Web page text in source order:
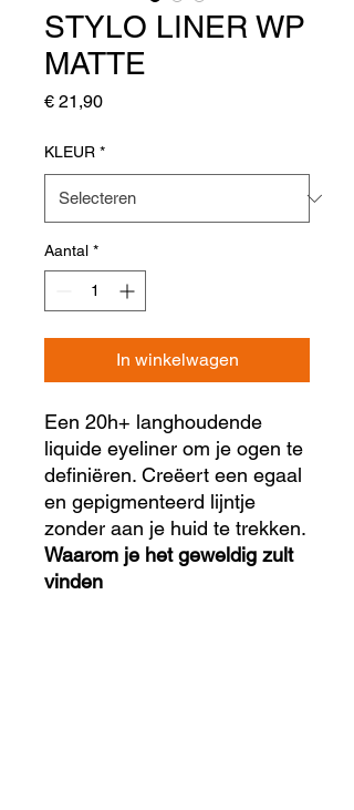
STYLO LINER WP
MATTE
€ 21,90Prijs
KLEUR *
Aantal *
In winkelwagen
Een 20h+ langhoudende
liquide eyeliner om je ogen te
definiëren. Creëert een egaal
en gepigmenteerd lijntje
zonder aan je huid te trekken.
Waarom je het geweldig zult
vinden